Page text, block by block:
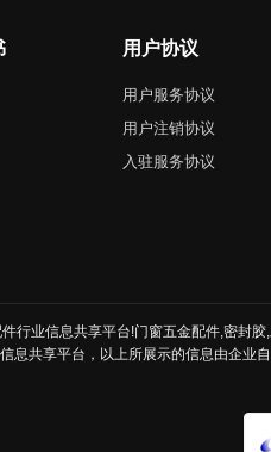
用户协议
用户服务协议
用户注销协议
入驻服务协议
行业信息共享平台!门窗五金配件,密封
息共享平台，以上所展示的信息由企业